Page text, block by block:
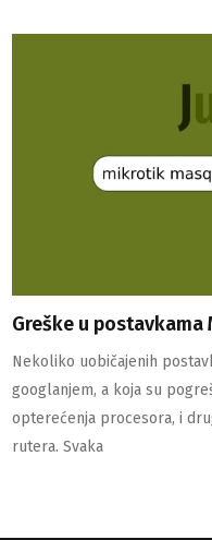
Greške u
Nekoliko uobičajenih
googlanjem, a koja su
opterećenja procesora, i
rutera. Svaka